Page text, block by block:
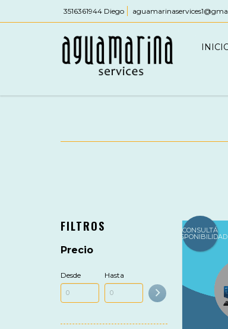
3516361944 Diego
FILTROS
Precio
Desde Hasta
CONSULTÁ
DISPONIBILIDAD